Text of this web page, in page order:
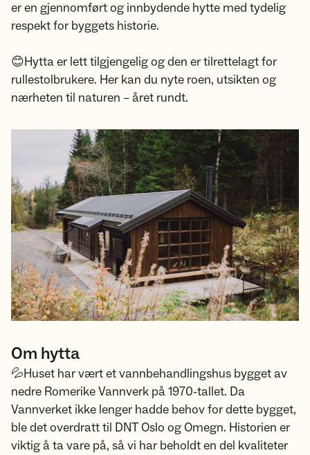
er en gjennomført og innbydende hytte med tydelig
respekt for byggets historie.
😊Hytta er lett tilgjengelig og den er tilrettelagt for
rullestolbrukere. Her kan du nyte roen, utsikten og
nærheten til naturen – året rundt.
Om hytta
💦Huset har vært et vannbehandlingshus bygget av
nedre Romerike Vannverk på 1970-tallet. Da
Vannverket ikke lenger hadde behov for dette bygget,
ble det overdratt til DNT Oslo og Omegn. Historien er
viktig å ta vare på, så vi har beholdt en del kvaliteter